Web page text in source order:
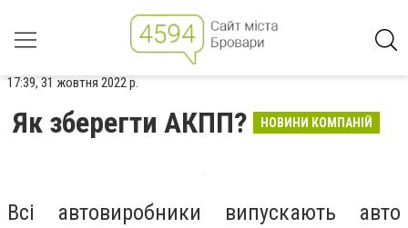
17:39, 31 жовтня 2022 р.
Як зберегти АКПП? НОВИНИ КОМПАНІЙ
Всі автовиробники випускають авто